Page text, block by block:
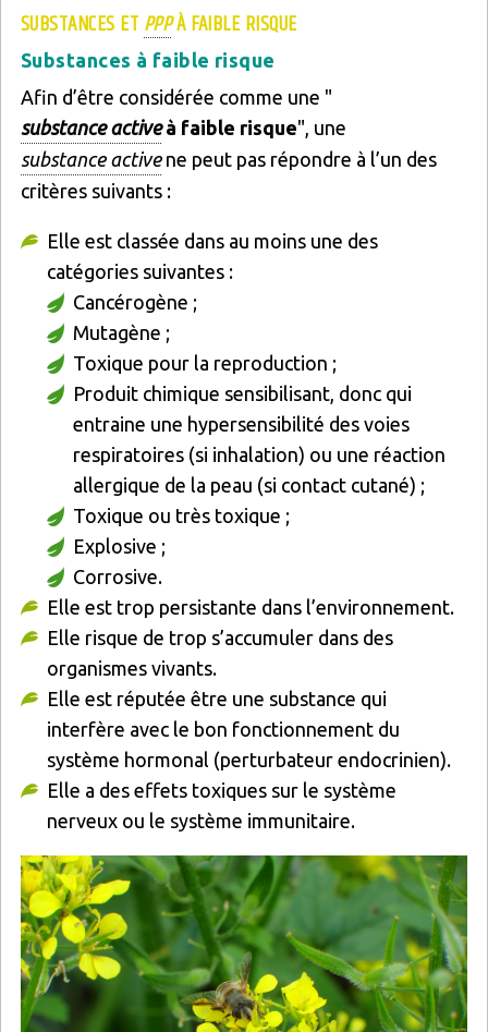
SUBSTANCES ET PPPÀ FAIBLE RISQUE
Substances à faible risque
Afin d’être considérée comme une "
substance activeà faible risque", une
substance activene peut pas répondre à l’un des
critères suivants :
Elle est classée dans au moins une des
catégories suivantes :
Cancérogène ;
Mutagène ;
Toxique pour la reproduction ;
Produit chimique sensibilisant, donc qui
entraine une hypersensibilité des voies
respiratoires (si inhalation) ou une réaction
allergique de la peau (si contact cutané) ;
Toxique ou très toxique ;
Explosive ;
Corrosive.
Elle est trop persistante dans l’environnement.
Elle risque de trop s’accumuler dans des
organismes vivants.
Elle est réputée être une substance qui
interfère avec le bon fonctionnement du
système hormonal (perturbateur endocrinien).
Elle a des effets toxiques sur le système
nerveux ou le système immunitaire.